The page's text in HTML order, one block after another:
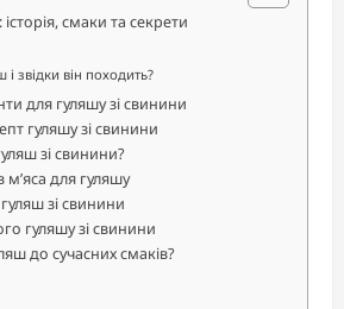
смаки та секрети
звідки він походить?
для гуляшу зі свинини
гуляшу зі свинини
зі свинини?
м’яса для гуляшу
зі свинини
гуляшу зі свинини
до сучасних смаків?